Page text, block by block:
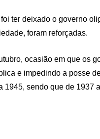
ter deixado o governo
foram reforçadas.
ocasião em que os
e impedindo a posse
sendo que de